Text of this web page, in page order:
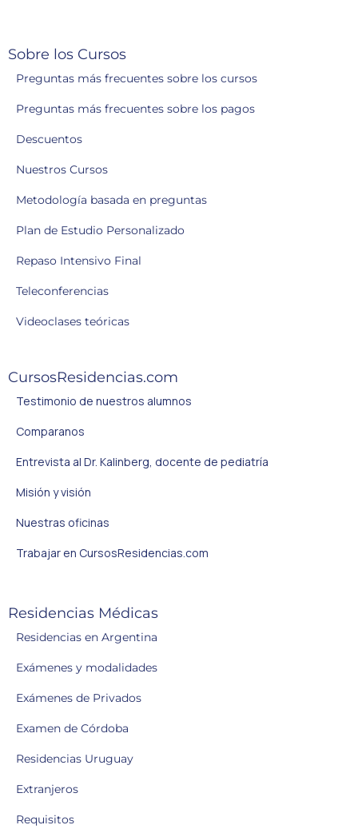
Sobre los Cursos
Preguntas más frecuentes sobre los cursos
Preguntas más frecuentes sobre los pagos
Descuentos
Nuestros Cursos
Metodología basada en preguntas
Plan de Estudio Personalizado
Repaso Intensivo Final
Teleconferencias
Videoclases teóricas
CursosResidencias.com
Testimonio de nuestros alumnos
Comparanos
Entrevista al Dr. Kalinberg, docente de pediatría
Misión y visión
Nuestras oficinas
Trabajar en CursosResidencias.com
Residencias Médicas
Residencias en Argentina
Exámenes y modalidades
Exámenes de Privados
Examen de Córdoba
Residencias Uruguay
Extranjeros
Requisitos